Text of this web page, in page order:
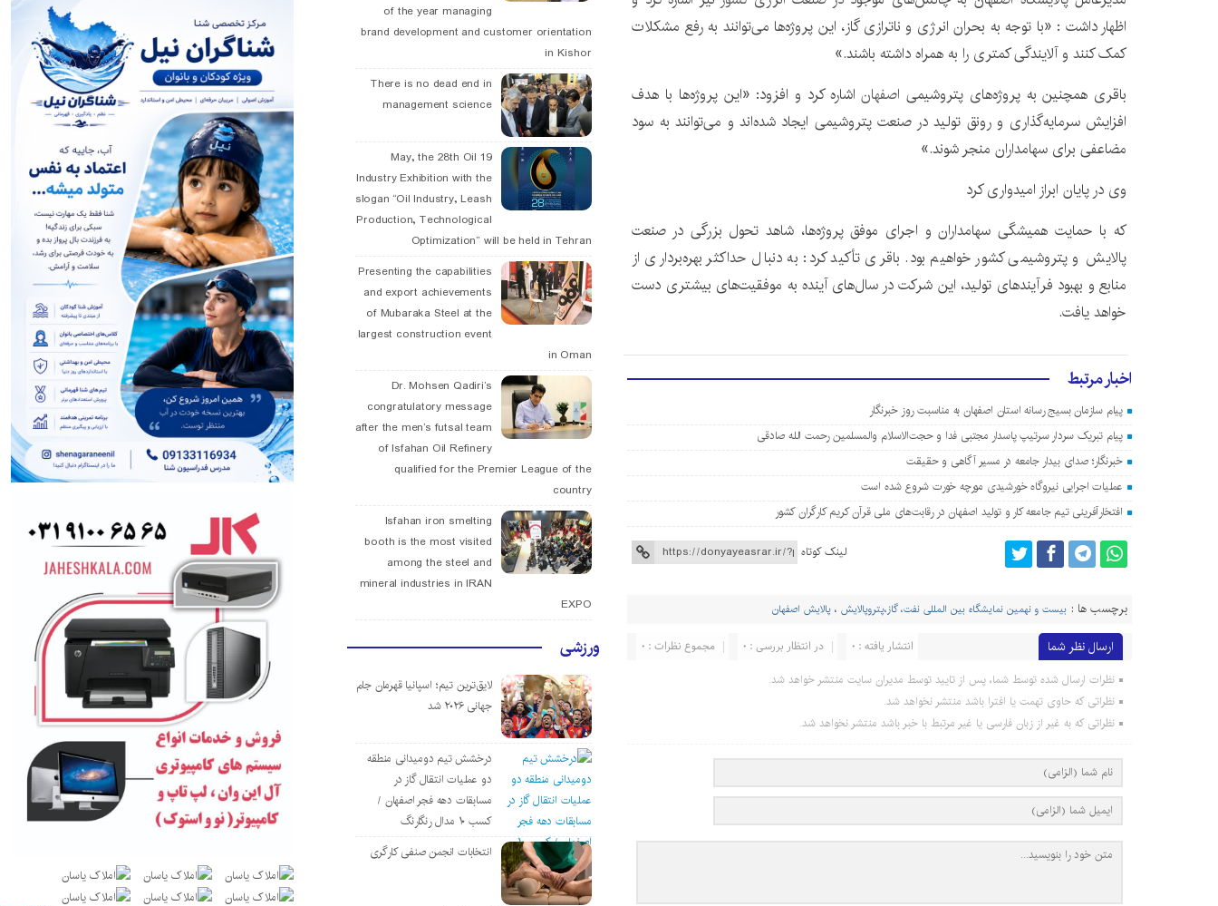
اظهار داشت : «با توجه به بحران انرژی و ناترازی گاز، این پروژه‌ها می‌توانند به رفع مشکلات
کمک کنند و آلایندگی کمتری را به همراه داشته باشند.»
باقری همچنین به پروژه‌های پتروشیمی اصفهاناشاره کرد و افزود: «این پروژه‌ها با هدف
افزایش سرمایه‌گذاری و رونق تولید در صنعت پتروشیمی ایجاد شده‌اند و می‌توانند به سود
مضاعفی برای سهامداران منجر شوند.»
وی در پایان ابراز امیدواری کرد
که با حمایت همیشگی سهامداران و اجرای موفق پروژه‌ها، شاهد تحول بزرگی در صنعت
پالایش و پتروشیمی کشور خواهیم بود. باقری تأکید کرد: به دنبال حداکثر بهره‌برداری از
منابع و بهبود فرآیندهای تولید، این شرکت در سال‌های آینده به موفقیت‌های بیشتری دست
خواهد یافت.
اخبار مرتبط
پیام سازمان بسیج رسانه استان اصفهان به مناسبت روز خبرنگار
پیام تبریک سردار سرتیپ پاسدار مجتبی فدا و حجت‌الاسلام والمسلمین رحمت الله صادقی
خبرنگار؛ صدای بیدار جامعه در مسیر آگاهی و حقیقت
عملیات اجرایی نیروگاه خورشیدی مورچه خورت شروع شده است
افتخارآفرینی تیم جامعه کار و تولید اصفهان در رقابت‌های ملی قرآن کریم کارگران کشور
لینک کوتاه
برچسب ها : بیست و نهمین نمایشگاه بین المللی نفت، گاز،پتروپالایش ،پالایش اصفهان
ارسال نظر شما مجموع نظرات : 0 در انتظار بررسی : 0 انتشار یافته : 0
نظرات ارسال شده توسط شما، پس از تایید توسط مدیران سایت منتشر خواهد شد.
نظراتی که حاوی تهمت یا افترا باشد منتشر نخواهد شد.
نظراتی که به غیر از زبان فارسی یا غیر مرتبط با خبر باشد منتشر نخواهد شد.
of the year managing
brand development and customer orientation
in Kishor
There is no dead end in
management science
19 May, the 28th Oil
Industry Exhibition with the
slogan “Oil Industry, Leash
Production, Technological
Optimization” will be held in Tehran
Presenting the capabilities
and export achievements
of Mubaraka Steel at the
largest construction event
in Oman
Dr. Mohsen Qadiri’s
congratulatory message
after the men’s futsal team
of Isfahan Oil Refinery
qualified for the Premier League of the
country
Isfahan iron smelting
booth is the most visited
among the steel and
mineral industries in IRAN
EXPO
ورزشی
لایق‌ترین تیم؛ اسپانیا قهرمان جام
جهانی ۲۰۲۶ شد
درخشش تیم دومیدانی منطقه
دو عملیات انتقال گاز در
مسابقات دهه فجر اصفهان /
کسب ۱۰ مدال رنگارنگ
انتخابات انجمن صنفی کارگری